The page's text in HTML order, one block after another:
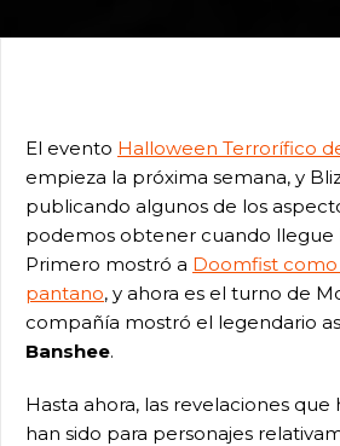
El evento Halloween Terrorífico
empieza la próxima semana, y
publicando algunos de los
podemos obtener cuando llegue
Primero mostró a Doomfist
pantano, y ahora es el turno de
compañía mostró el legendario
Banshee.
Hasta ahora, las revelaciones
han sido para personajes